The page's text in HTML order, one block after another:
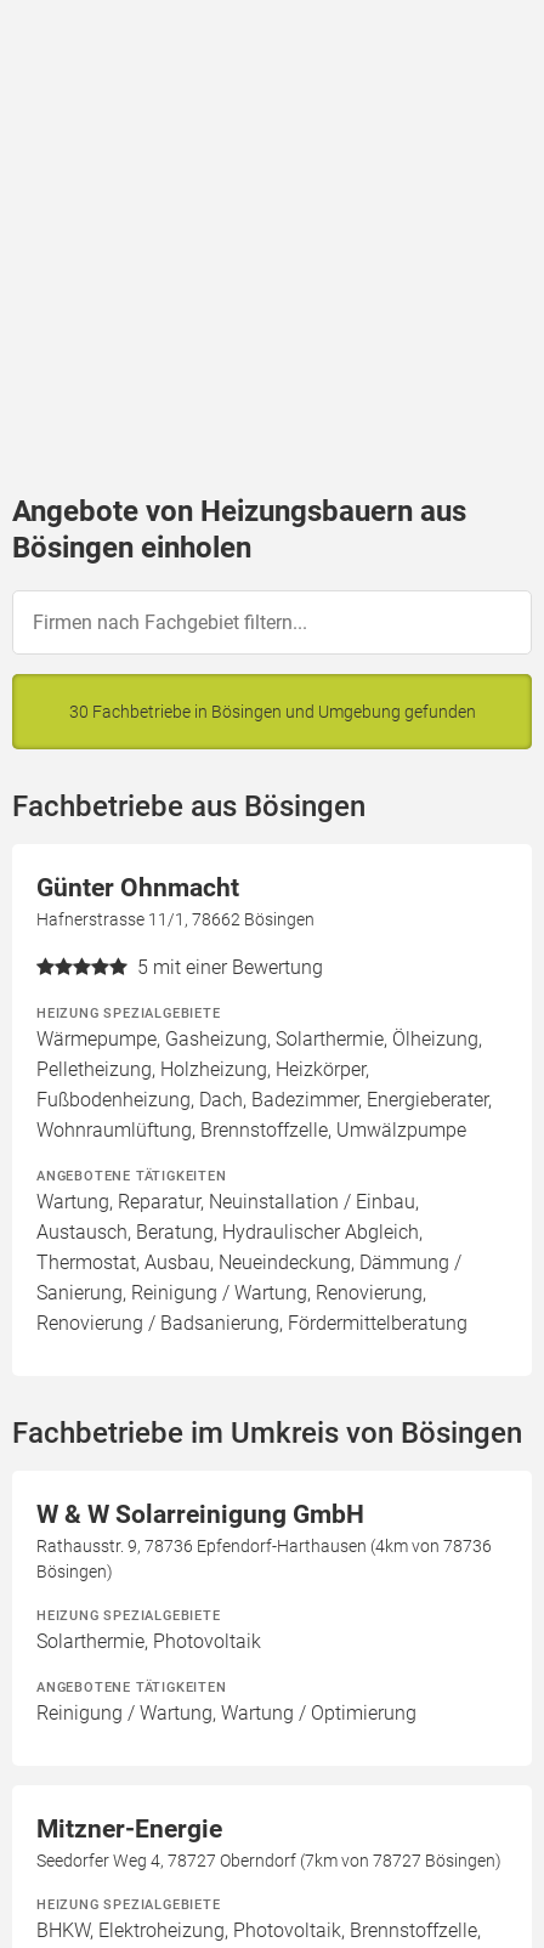
Angebote von Heizungsbauern aus
Bösingen einholen
30 Fachbetriebe in Bösingen und Umgebung gefunden
Fachbetriebe aus Bösingen
Günter Ohnmacht
Hafnerstrasse 11/1, 78662 Bösingen
5 mit einer Bewertung
HEIZUNG SPEZIALGEBIETE
Wärmepumpe, Gasheizung, Solarthermie, Ölheizung,
Pelletheizung, Holzheizung, Heizkörper,
Fußbodenheizung, Dach, Badezimmer, Energieberater,
Wohnraumlüftung, Brennstoffzelle, Umwälzpumpe
ANGEBOTENE TÄTIGKEITEN
Wartung, Reparatur, Neuinstallation / Einbau,
Austausch, Beratung, Hydraulischer Abgleich,
Thermostat, Ausbau, Neueindeckung, Dämmung /
Sanierung, Reinigung / Wartung, Renovierung,
Renovierung / Badsanierung, Fördermittelberatung
Fachbetriebe im Umkreis von Bösingen
W & W Solarreinigung GmbH
Rathausstr. 9, 78736 Epfendorf-Harthausen (4km von 78736
Bösingen)
HEIZUNG SPEZIALGEBIETE
Solarthermie, Photovoltaik
ANGEBOTENE TÄTIGKEITEN
Reinigung / Wartung, Wartung / Optimierung
Mitzner-Energie
Seedorfer Weg 4, 78727 Oberndorf (7km von 78727 Bösingen)
HEIZUNG SPEZIALGEBIETE
BHKW, Elektroheizung, Photovoltaik, Brennstoffzelle,